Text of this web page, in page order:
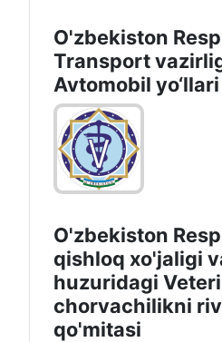
O'zbekiston
Transport
Avtomobil
O'zbekiston
qishloq xo'jaligi
huzuridagi
chorvachilikni
qo'mitasi